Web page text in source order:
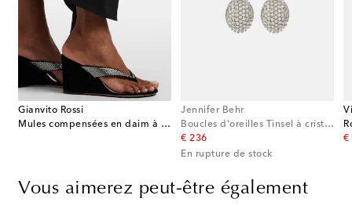
Gianvito Rossi
Mules compensées en daim à ornements
Jennifer Behr
Boucles d'oreilles Tinsel à cristaux
€ 236
original price
En rupture de stock
€
Vous aimerez peut-être également